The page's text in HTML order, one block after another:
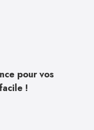
pour vos
!